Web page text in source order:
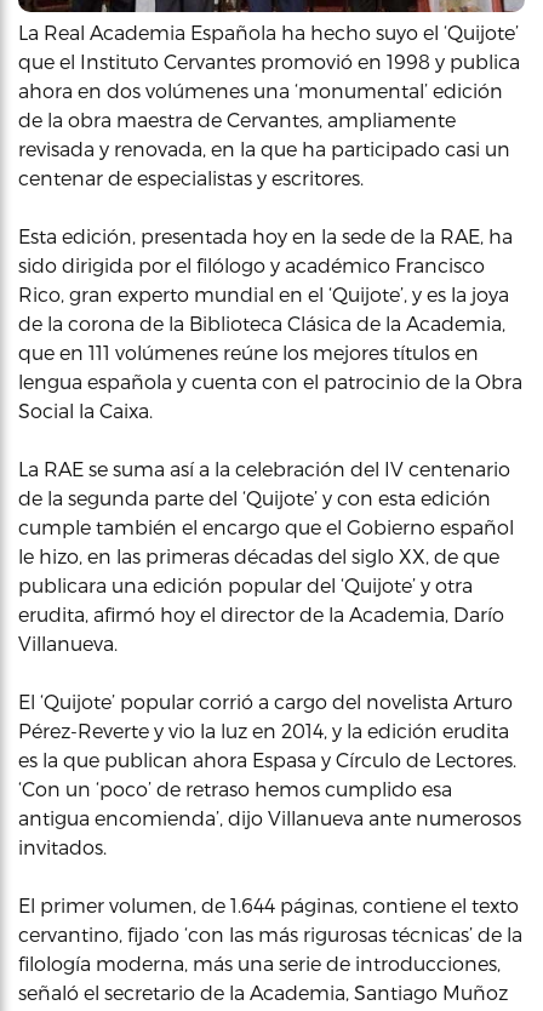
La Real Academia Española ha hecho suyo el ‘Quijote’
que el Instituto Cervantes promovió en 1998 y publica
ahora en dos volúmenes una ‘monumental’ edición
de la obra maestra de Cervantes, ampliamente
revisada y renovada, en la que ha participado casi un
centenar de especialistas y escritores.
Esta edición, presentada hoy en la sede de la RAE, ha
sido dirigida por el filólogo y académico Francisco
Rico, gran experto mundial en el ‘Quijote’, y es la joya
de la corona de la Biblioteca Clásica de la Academia,
que en 111 volúmenes reúne los mejores títulos en
lengua española y cuenta con el patrocinio de la Obra
Social la Caixa.
La RAE se suma así a la celebración del IV centenario
de la segunda parte del ‘Quijote’ y con esta edición
cumple también el encargo que el Gobierno español
le hizo, en las primeras décadas del siglo XX, de que
publicara una edición popular del ‘Quijote’ y otra
erudita, afirmó hoy el director de la Academia, Darío
Villanueva.
El ‘Quijote’ popular corrió a cargo del novelista Arturo
Pérez-Reverte y vio la luz en 2014, y la edición erudita
es la que publican ahora Espasa y Círculo de Lectores.
‘Con un ‘poco’ de retraso hemos cumplido esa
antigua encomienda’, dijo Villanueva ante numerosos
invitados.
El primer volumen, de 1.644 páginas, contiene el texto
cervantino, fijado ‘con las más rigurosas técnicas’ de la
filología moderna, más una serie de introducciones,
señaló el secretario de la Academia, Santiago Muñoz